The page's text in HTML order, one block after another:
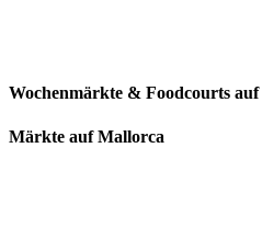
Wochenmärkte & Foodcourts
Märkte auf Mallorca